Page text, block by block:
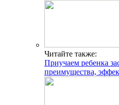
Читайте также:
Приучаем ребенка
преимущества,